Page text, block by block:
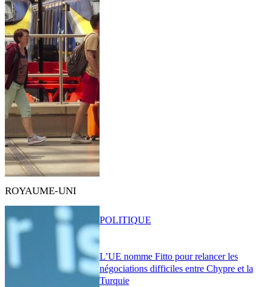
ROYAUME-UNI
L’UE nomme Fitto pour relancer les
négociations difficiles entre Chypre et la
Turquie
POLITIQUE